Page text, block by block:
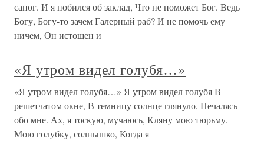
сапог. И я побился об заклад, Что не поможет Бог. Ведь
Богу, Богу-то зачем Галерный раб? И не помочь ему
ничем, Он истощен и
«Я утром видел голубя…»
«Я утром видел голубя…» Я утром видел голубя В
решетчатом окне, В темницу солнце глянуло, Печалясь
обо мне. Ах, я тоскую, мучаюсь, Кляну мою тюрьму.
Мою голубку, солнышко, Когда я